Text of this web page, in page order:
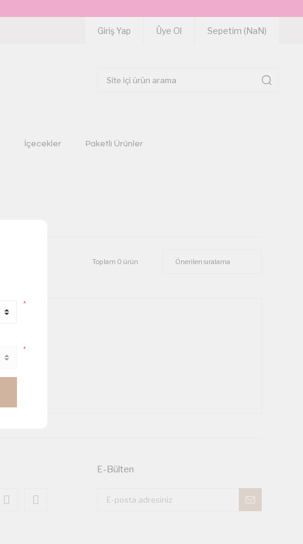
Giriş Yap Üye Ol Sepetim (NaN)
İçecekler Paketli Ürünler
Toplam 0 ürün
E-Bülten
*
*